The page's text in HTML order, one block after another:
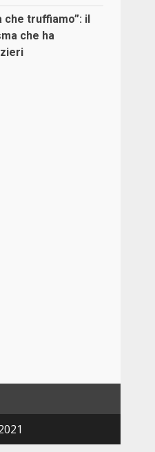
che truffiamo”: il
che ha